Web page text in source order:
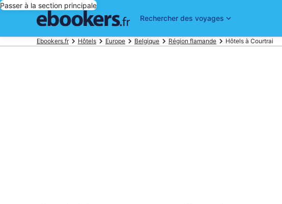
Passer à la section principale
Rechercher des voyages
Ebookers.fr Hôtels Europe Belgique Région flamande Hôtels à Courtrai